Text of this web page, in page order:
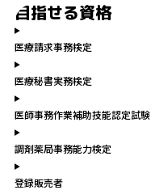
目指せる資格
医療請求事務検定
医療秘書実務検定
医師事務作業補助技能認定試験
調剤薬局事務能力検定
登録販売者